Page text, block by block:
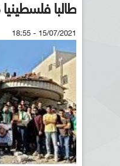
طالبا
15/07/2021 - 18:55